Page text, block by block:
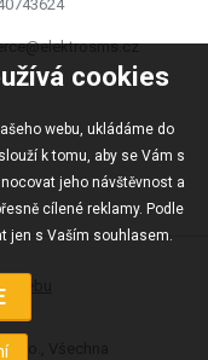
cookies
webu, ukládáme do
k tomu, aby se Vám s
jeho návštěvnost a
cílené reklamy. Podle
jen s Vaším souhlasem.
webu
r.o., Všechna